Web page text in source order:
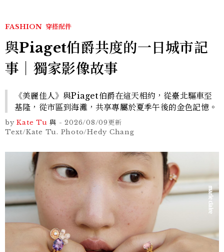
FASHION 穿搭配件
與Piaget伯爵共度的一日城市記
事｜獨家影像故事
《美麗佳人》與Piaget伯爵在這天相約，從臺北驅車至
基隆，從市區到海灘，共享專屬於夏季午後的金色記憶。
by Kate Tu 與 -2026/08/09更新
Text/Kate Tu. Photo/Hedy Chang